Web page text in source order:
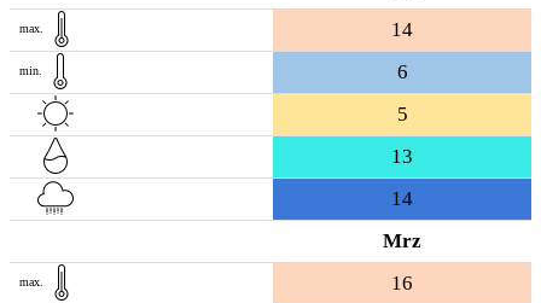
max. 14
min.
6
5
13
14
Mrz
max. 16